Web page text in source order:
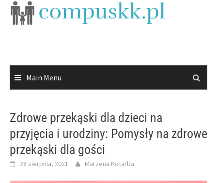
Skip
Main Menu
Zdrowe przekąski dla dzieci na
przyjęcia i urodziny: Pomysły na zdrowe
przekąski dla gości
28 sierpnia, 2021 Marzena Kotarba